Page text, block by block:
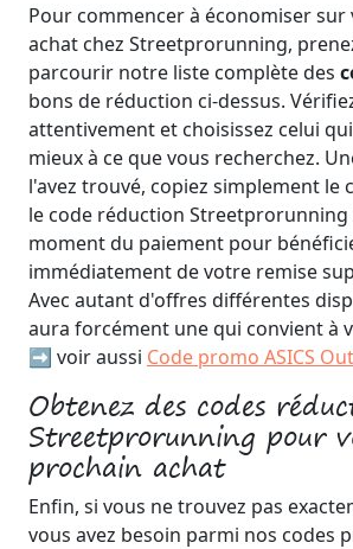
Pour commencer à économiser
achat chez Streetprorunning,
parcourir notre liste complète des
bons de réduction ci-dessus.
attentivement et choisissez celui
mieux à ce que vous recherchez.
l'avez trouvé, copiez simplement le
le code réduction Streetprorunning
moment du paiement pour
immédiatement de votre remise
Avec autant d'offres différentes
aura forcément une qui convient à
➡️ voir aussi Code promo ASICS
Obtenez des codes
Streetprorunning pour
prochain achat
Enfin, si vous ne trouvez pas
vous avez besoin parmi nos codes